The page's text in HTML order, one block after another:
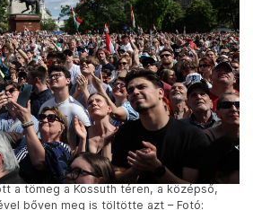
a tömeg a Kossuth téren, a középső,
bőven meg is töltötte azt – Fotó: